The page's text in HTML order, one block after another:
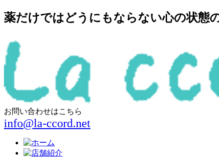
薬だけではどうにもならない心の状態
お問い合わせはこちら
info@la-ccord.net